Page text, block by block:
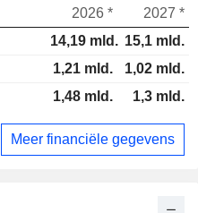
2026 *
2027 *
14,19 mld. 15,1 mld.
1,21 mld.
1,02 mld.
1,48 mld. 1,3 mld.
Meer financiële gegevens